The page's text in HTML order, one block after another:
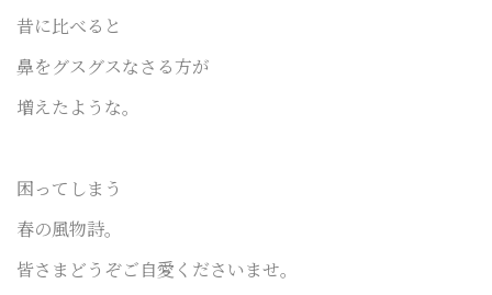
昔に比べると
鼻をグスグスなさる方が
増えたような。
困ってしまう
春の風物詩。
皆さまどうぞご自愛くださいませ。